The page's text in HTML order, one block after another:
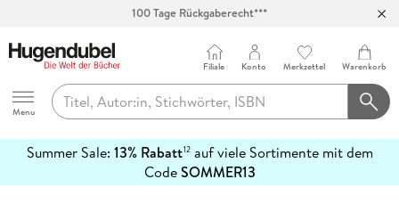
100 Tage Rückgaberecht***
Hugendubel
Menu
Filiale Konto Merkzettel Warenkorb
Summer Sale: 13% Rabatt12auf viele Sortimente mit dem
CodeSOMMER13
erfahren